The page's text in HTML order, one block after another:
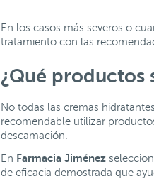
En los casos más severos o
tratamiento con las
¿Qué productos
No todas las cremas
recomendable utilizar
descamación.
En Farmacia Jiménez
de eficacia demostrada que